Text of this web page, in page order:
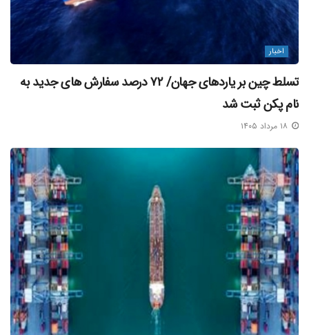
اخبار
تسلط چین بر یاردهای جهان/ ۷۲ درصد سفارش‌ های جدید به
نام پکن ثبت شد